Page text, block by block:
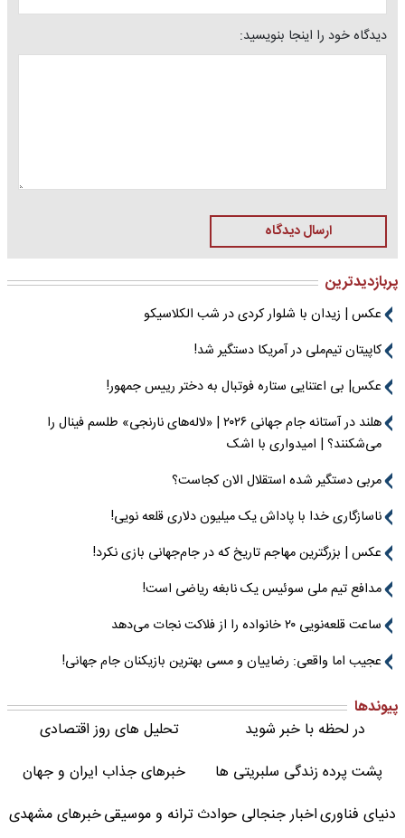
دیدگاه خود را اینجا بنویسید:
ارسال دیدگاه
پربازدیدترین
عکس | زیدان با شلوار کردی در شب الکلاسیکو
کاپیتان تیم‌ملی در آمریکا دستگیر شد!
عکس| بی اعتنایی ستاره فوتبال به دختر رییس جمهور!
هلند در آستانه جام جهانی ۲۰۲۶ | «لاله‌های نارنجی» طلسم فینال را
می‌شکنند؟ | امیدواری با اشک
مربی دستگیر شده استقلال الان کجاست؟
ناسازگاری خدا با پاداش یک میلیون دلاری قلعه نویی!
عکس | بزرگترین مهاجم تاریخ که در جام‌جهانی بازی نکرد!
مدافع تیم ملی سوئیس یک نابغه ریاضی است!
ساعت قلعه‌نویی ۲۰ خانواده را از فلاکت نجات می‌دهد
عجیب اما واقعی: رضاییان و مسی بهترین بازیکنان جام جهانی!
پیوندها
در لحظه با خبر شوید
تحلیل های روز اقتصادی
پشت پرده زندگی سلبریتی ها
خبرهای جذاب ایران و جهان
دنیای فناوریاخبار جنجالی حوادثترانه و موسیقیخبرهای مشهدی